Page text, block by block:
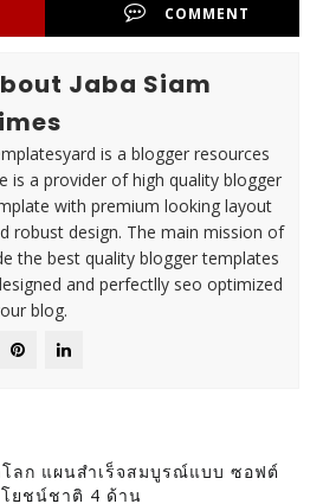
COMMENT
Jaba Siam
is a blogger resources
is a provider of high quality blogger
with premium looking layout
robust design. The main mission of
the best quality blogger templates
and perfectlly seo optimized
blog.
โลก แผนสำเร็จสมบูรณ์แบบ ซอฟต์
โยชน์ชาติ 4 ด้าน